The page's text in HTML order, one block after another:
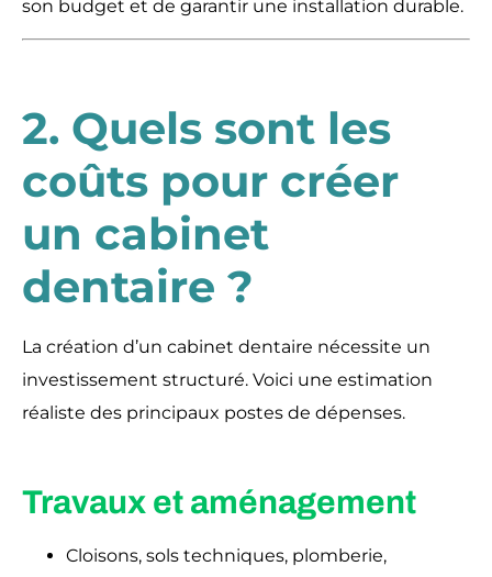
son budget et de garantir une installation durable.
2. Quels sont les
coûts pour créer
un cabinet
dentaire ?
La création d’un cabinet dentaire nécessite un
investissement structuré. Voici une estimation
réaliste des principaux postes de dépenses.
Travaux et aménagement
Cloisons, sols techniques, plomberie,